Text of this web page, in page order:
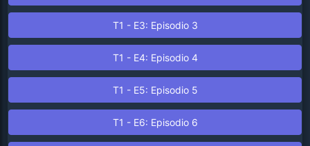
T1 - E3: Episodio 3
T1 - E4: Episodio 4
T1 - E5: Episodio 5
T1 - E6: Episodio 6